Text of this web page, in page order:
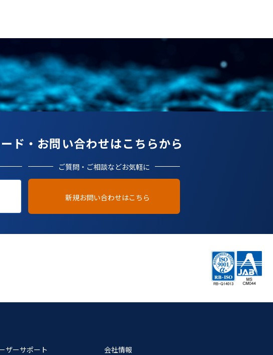
ド・ お問い合わせはこちらから
ご質問・ご相談などお気軽に
新規お問い合わせはこちら
ザーサポート 会社情報